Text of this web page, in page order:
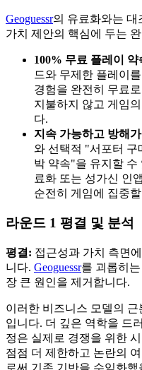
Geoguessr의 유료화와는 대
가치 제안의 핵심에 두는
100% 무료 플레이 약
드와 무제한 플레이
경험을 완전히 무료
지불하지 않고 게임
다.
지속 가능하고 방해
와 선택적 "서포터
박 약속"을 유지할 수
료화 또는 성가신 인
순전히 게임에 집중
라운드 1 평결 및 분석
평결: 접근성과 가치 측면
니다. Geoguessr를 괴롭히
장 큰 원인을 제거합니다.
이러한 비즈니스 모델의
입니다. 더 깊은 역학을 드
정은 실제로 경쟁을 위한
점점 더 제한하고 논란의